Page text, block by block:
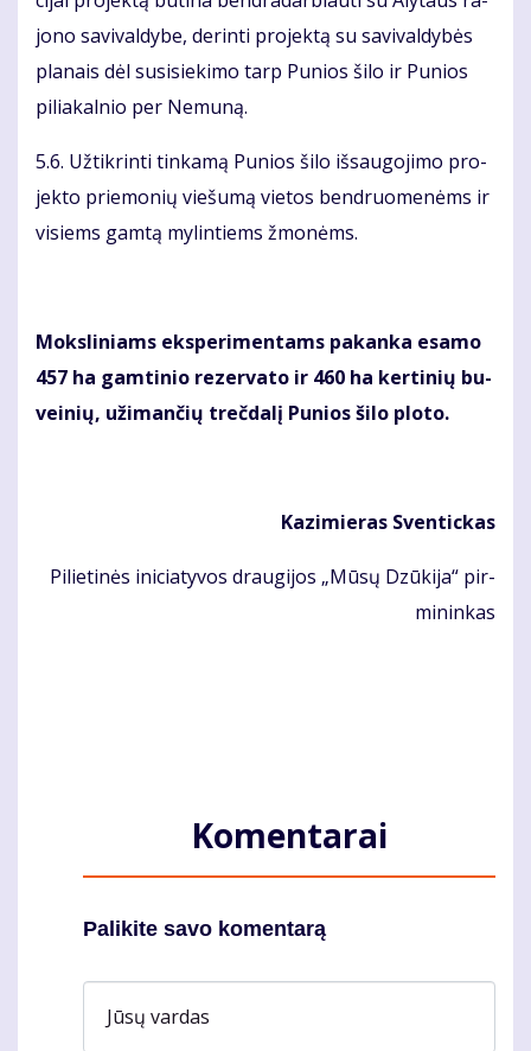
jo­no sa­vi­val­dy­be, de­rin­ti pro­jek­tą su sa­vi­val­dy­bės
pla­nais dėl su­si­sie­ki­mo tarp Pu­nios ši­lo ir Pu­nios
pi­lia­kal­nio per Ne­mu­ną.
5.6. Už­tik­rin­ti tin­ka­mą Pu­nios ši­lo iš­sau­go­ji­mo pro­
jek­to prie­mo­nių vie­šu­mą vie­tos ben­druo­me­nėms ir
vi­siems gam­tą my­lin­tiems žmo­nėms.
Moks­li­niams eks­pe­ri­men­tams pa­kan­ka esa­mo
457 ha gam­ti­nio re­zer­va­to ir 460 ha ker­ti­nių bu­
vei­nių, už­iman­čių treč­da­lį Pu­nios ši­lo plo­to.
Ka­zi­mie­ras Sven­tic­kas
Pi­lie­ti­nės ini­cia­ty­vos drau­gi­jos „Mū­sų Dzū­ki­ja“ pir­
mi­nin­kas
Komentarai
Palikite savo komentarą
Jūsų vardas